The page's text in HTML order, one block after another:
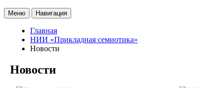
Меню Навигация
Главная
НИИ «Прикладная семиотика»
Новости
Новости